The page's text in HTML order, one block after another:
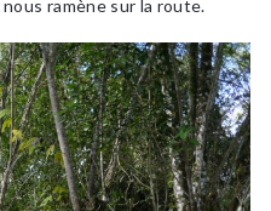
ramène sur la route.